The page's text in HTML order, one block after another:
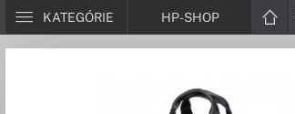
KATEGÓRIE HP-SHOP